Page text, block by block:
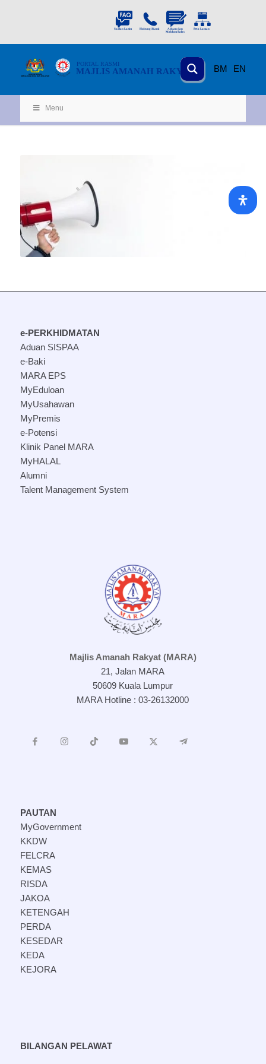
BM EN
MAJLIS AMANAH RAKYAT
PORTAL RASMI
KEMENTERIAN
KEMAJUAN DESA DAN WILA YAH
Menu
e-PERKHIDMATAN
Aduan SISPAA
e-Baki
MARA EPS
MyEduloan
MyUsahawan
MyPremis
e-Potensi
Klinik Panel MARA
MyHALAL
Alumni
Talent Management System
Majlis Amanah Rakyat (MARA)
21, Jalan MARA
50609 Kuala Lumpur
MARA Hotline : 03-26132000
PAUTAN
MyGovernment
KKDW
FELCRA
KEMAS
RISDA
JAKOA
KETENGAH
PERDA
KESEDAR
KEDA
KEJORA
BILANGAN PELAWAT